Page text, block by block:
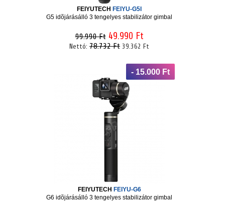
FEIYUTECH FEIYU-G5I
G5 idõjárásálló 3 tengelyes stabilizátor gimbal
99.990 Ft 49.990 Ft
Nettó: 78.732 Ft 39.362 Ft
- 15.000 Ft
FEIYUTECH FEIYU-G6
G6 idõjárásálló 3 tengelyes stabilizátor gimbal